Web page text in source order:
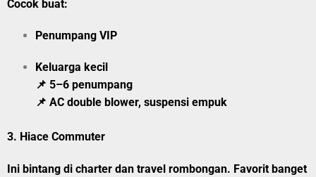
Cocok buat:
Penumpang VIP
Keluarga kecil
📌 5–6 penumpang
📌 AC double blower, suspensi empuk
3. Hiace Commuter
Ini bintang di charter dan travel rombongan. Favorit banget